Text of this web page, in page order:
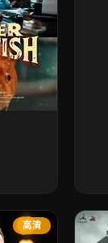
高清